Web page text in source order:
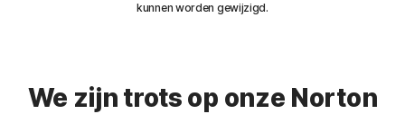
kunnen worden gewijzigd.
We zijn trots op onze Norton